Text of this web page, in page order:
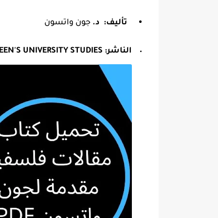
تأليف: د. جون واتسون
الناشر: UNIVERSITY STUDIES